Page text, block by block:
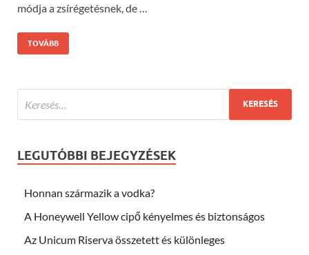
módja a zsírégetésnek, de …
TOVÁBB
LEGUTÓBBI BEJEGYZÉSEK
Honnan származik a vodka?
A Honeywell Yellow cipő kényelmes és biztonságos
Az Unicum Riserva összetett és különleges